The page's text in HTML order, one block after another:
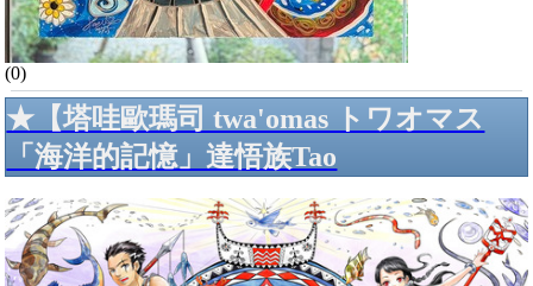
(0)
★【塔哇歐瑪司 twa'omas トワオマス
「海洋的記憶」達悟族Tao